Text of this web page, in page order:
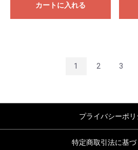
カートに入れる
1 2 3
プライバシーポリ
特定商取引法に基